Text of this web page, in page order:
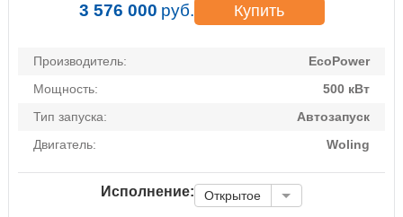
3 576 000 руб. Купить
Производитель:
EcoPower
Мощность:
500 кВт
Тип запуска:
Автозапуск
Двигатель:
Woling
Исполнение: Открытое